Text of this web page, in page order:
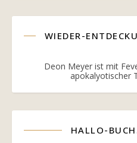
WIEDER-
Deon Meyer ist mit
apokalyotischer
HALLO-